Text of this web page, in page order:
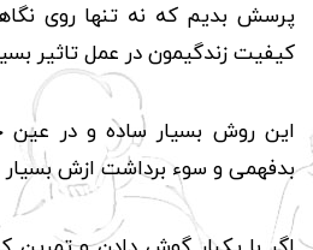
پرسش بدیم که نه تنها روی
کیفیت زندگیمون در عمل تاثیر
این روش بسیار ساده و در عین
بدفهمی و سوء برداشت ازش بسیار